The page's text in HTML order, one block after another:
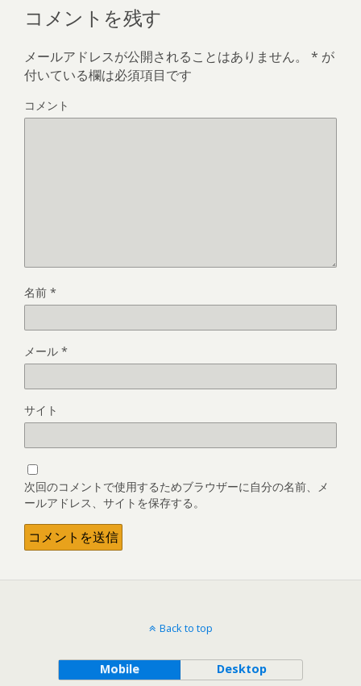
コメントを残す
メールアドレスが公開されることはありません。 * が
付いている欄は必須項目です
コメント
名前 *
メール *
サイト
次回のコメントで使用するためブラウザーに自分の名前、メ
ールアドレス、サイトを保存する。
Back to top
Mobile Desktop